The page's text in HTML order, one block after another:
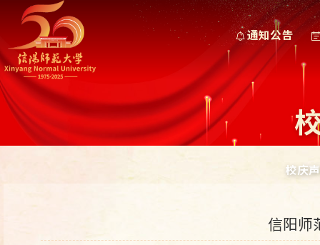
通知公告
校庆
信阳师